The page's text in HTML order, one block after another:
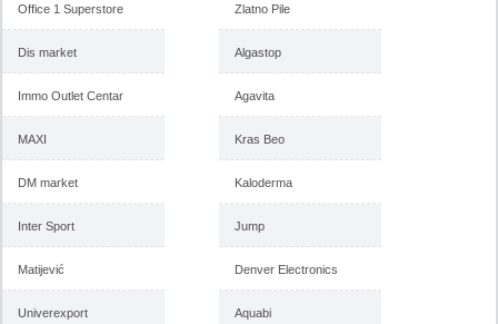
Office 1 Superstore
Dis market
Immo Outlet Centar
MAXI
DM market
Inter Sport
Matijević
Univerexport
Zlatno Pile
Algastop
Agavita
Kras Beo
Kaloderma
Jump
Denver Electronics
Aquabi